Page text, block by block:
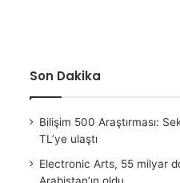
Son Dakika
Bilişim 500 Araştırması:
TL’ye ulaştı
Electronic Arts, 55 milyar
Arabistan’ın oldu